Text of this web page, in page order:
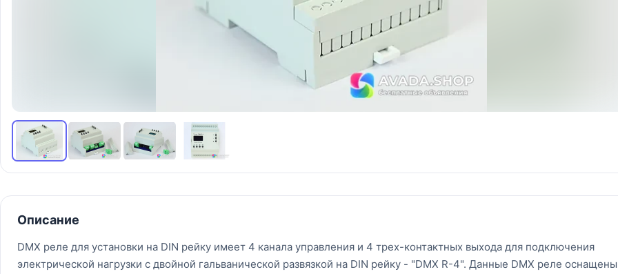
Описание
DMX реле для установки на DIN рейку имеет 4 канала управления и 4 трех-контактных выхода для подключения
электрической нагрузки с двойной гальванической развязкой на DIN рейку - "DMX R-4". Данные DMX реле оснащены